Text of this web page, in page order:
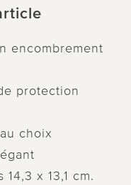
encombrement
protection
choix
x 13,1 cm.